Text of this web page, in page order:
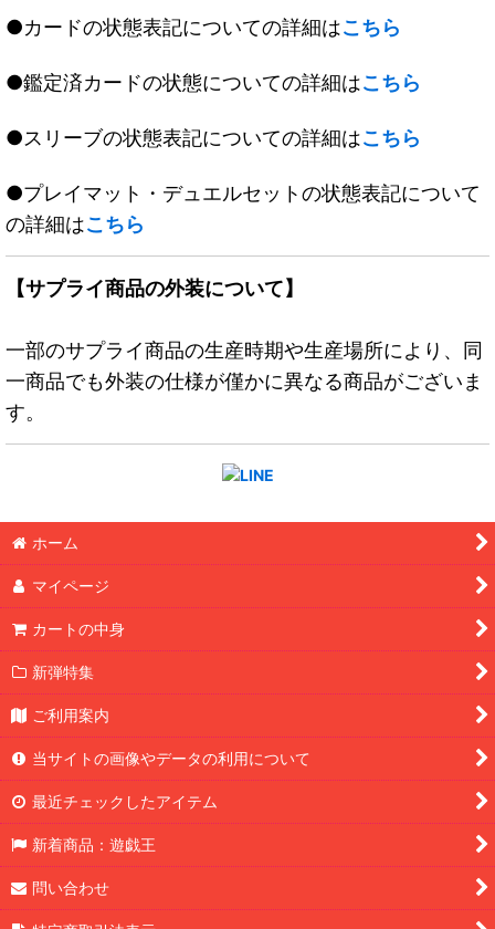
●カードの状態表記についての詳細はこちら
●鑑定済カードの状態についての詳細はこちら
●スリーブの状態表記についての詳細はこちら
●プレイマット・デュエルセットの状態表記について
の詳細はこちら
【サプライ商品の外装について】
一部のサプライ商品の生産時期や生産場所により、同
一商品でも外装の仕様が僅かに異なる商品がございま
す。
ホーム
マイページ
カートの中身
新弾特集
ご利用案内
当サイトの画像やデータの利用について
最近チェックしたアイテム
新着商品：遊戯王
問い合わせ